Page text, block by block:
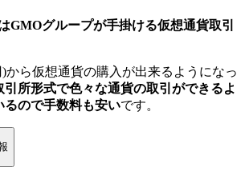
GMOグループが手掛ける仮想通貨取引
)から仮想通貨の購入が出来るようになっ
引所形式で色々な通貨の取引ができるよ
るので手数料も安いです。